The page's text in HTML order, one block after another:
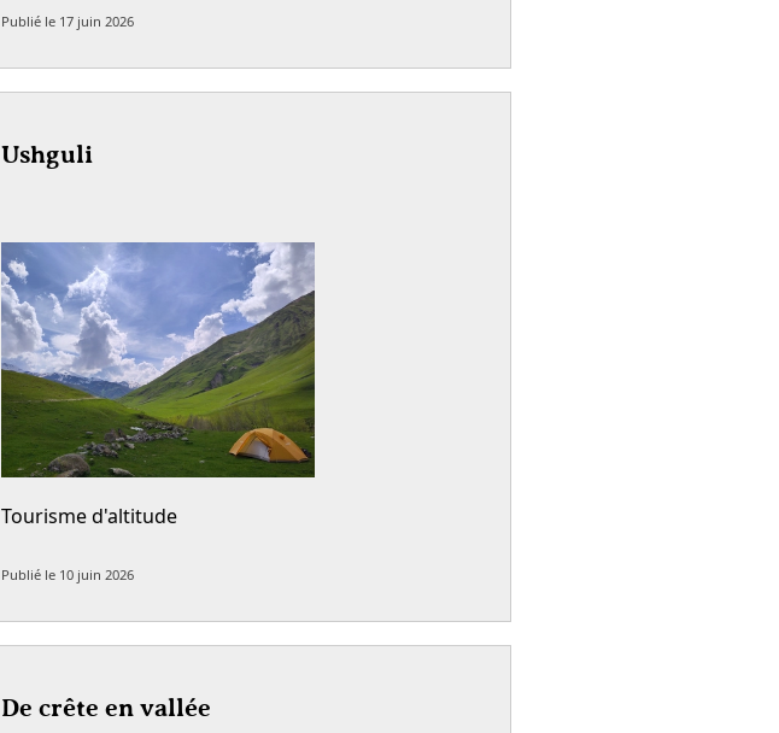
Publié le 17 juin 2026
Ushguli
Tourisme d'altitude
Publié le 10 juin 2026
De crête en vallée